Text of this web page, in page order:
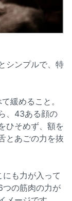
シンプルで、特
緩めること。
、43ある顔の
ひそめず、額を
とあごの力を抜
も力が入って
つの筋肉の力が